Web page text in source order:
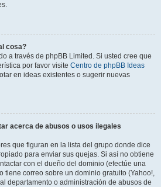
cosa?
a través de phpBB Limited. Si usted cree que
por favor visite Centro de phpBB Ideas
en ideas existentes o sugerir nuevas
acerca de abusos o usos ilegales
que figuran en la lista del grupo donde dice
para enviar sus quejas. Si así no obtiene
con el dueño del dominio (efectúe una
tiene correo sobre un dominio gratuito (Yahoo!,
departamento o administración de abusos de